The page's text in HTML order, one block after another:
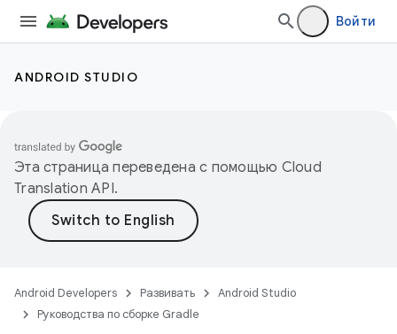
Войти
ANDROID STUDIO
Эта страница переведена с помощью Cloud
Translation API.
Android Developers Развивать
Android Studio
Руководства по сборке Gradle